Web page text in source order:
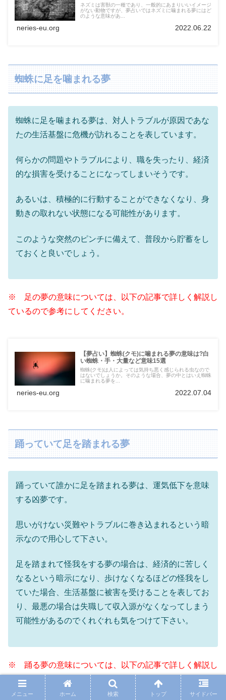
ネズミは害獣の一種であり、一般的にあまりいいイメージ
がない動物ですが、夢占いではネズミに噛まれる夢にはど
のような意味があ...
neries-eu.org 2022.06.22
蜘蛛に足を噛まれる夢
蜘蛛に足を噛まれる夢は、対人トラブルが原因であな
たの生活基盤に危機が訪れることを表しています。
何らかの問題やトラブルにより、職を失ったり、経済
的な損害を受けることになってしまいそうです。
あるいは、積極的に行動することができなくなり、身
動きの取れない状態になる可能性があります。
このような突然のピンチに備えて、普段から貯蓄をし
ておくと良いでしょう。
※ 足の夢の意味については、以下の記事で詳しく解説し
ているので参考にしてください。
【夢占い】蜘蛛(クモ)に噛まれる夢の意味は?白
い蜘蛛・手・大量など意味15選
蜘蛛(クモ)は人によっては気持ち悪く感じられる虫なので
はないでしょうか。そのような場合、夢の中とはいえ蜘蛛
に噛まれる夢を...
neries-eu.org 2022.07.04
踊っていて足を踏まれる夢
踊っていて誰かに足を踏まれる夢は、運気低下を意味
する凶夢です。
思いがけない災難やトラブルに巻き込まれるという暗
示なので用心して下さい。
足を踏まれて怪我をする夢の場合は、経済的に苦しく
なるという暗示になり、歩けなくなるほどの怪我をし
ていた場合、生活基盤に被害を受けることを表してお
り、最悪の場合は失職して収入源がなくなってしまう
可能性があるのでくれぐれも気をつけて下さい。
※ 踊る夢の意味については、以下の記事で詳しく解説し
ているので参考にしてください。
メニュー ホーム 検索 トップ サイドバー